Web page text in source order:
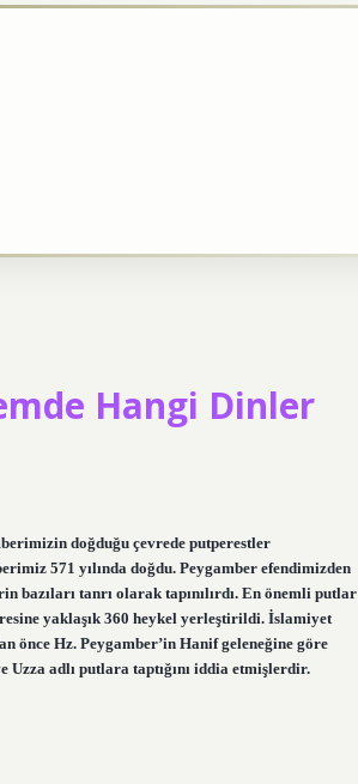
Hangi Dinler
doğduğu çevrede putperestler
571 yılında doğdu. Peygamber efendimizden
bazıları tanrı olarak tapınılırdı. En önemli putlar
yaklaşık 360 heykel yerleştirildi. İslamiyet
önce Hz. Peygamber’in Hanif geleneğine göre
adlı putlara taptığını iddia etmişlerdir.